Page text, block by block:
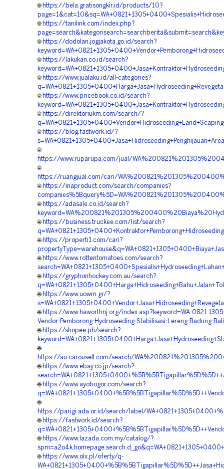
🌐 https://bela.gratisongkir.id/products/10?
🌐 https://tanilink.com/index.php?
🌐 https://dodolan.jogjakota.go.id/search?
🌐 https://lakukan.co.id/search?
🌐 https://www.jualaku.id/all-categories?
🌐 https://www.pricebook.co.id/search?
🌐 https://direktoriukm.com/search/?
🌐 https://blog.fastwork.id/?
🌐
https://www.ruparupa.com/jual/
🌐
https://ruangjual.com/cari/
🌐 https://inaproduct.com/search/companies?
🌐 https://adasale.co.id/search?
🌐 https://business.truckee.com/list/search?
🌐 https://properti1.com/cari?
🌐 https://www.rottentomatoes.com/search?
🌐 https://gryphonhockey.com.au/search?
🌐 https://www.uowm.gr/?
🌐 https://www.haworthnj.org/index.asp?keyword=WA-0821-
Vendor-Pemborong-Hydroseeding-Stabilisasi-Lereng-Badung-Bali
🌐 https://shopee.ph/search?
🌐
https://au.carousell.com/search/
🌐 https://www.ebay.co.jp/search?
🌐 https://www.ayobogor.com/search?
🌐
https://parigi.ada.or.id/search/label/
🌐 https://fastwork.id/search?
🌐 https://www.lazada.com.my/catalog/?
🌐 https://www.olx.pl/oferty/q-